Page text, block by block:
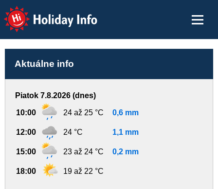
Holiday Info
Aktuálne info
Piatok 7.8.2026 (dnes)
10:00 24 až 25 °C 0,6 mm
12:00 24 °C 1,1 mm
15:00 23 až 24 °C 0,2 mm
18:00 19 až 22 °C